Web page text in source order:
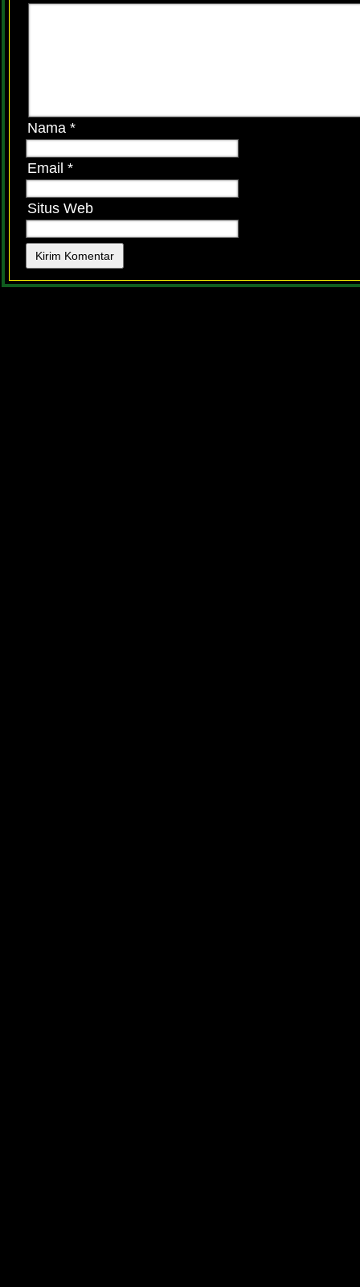
Nama *
Email *
Situs Web